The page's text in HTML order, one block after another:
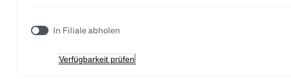
In Filiale abholen
Verfügbarkeit prüfen